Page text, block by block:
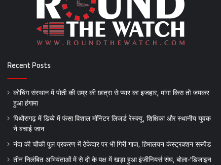
Recent Posts
कोचिंग संस्थान में पोती की उम्र की छात्रा से प्यार का इजहार, मांगा किस तो जमकर
हुआ हंगामा
पिथौरागढ़ में डिब्बे में फंसा विशाल मॉनिटर लिजर्ड रेस्क्यू, शिक्षिका और स्थानीय युवक
ने बचाई जान
नंदा की चौकी पुल प्रकरण में ठेकेदार पर भी गिरी गाज, हिमालयन कंस्ट्रक्शन सस्पेंड
तीन निलंबित अभियंताओं में से दो के पक्ष में खड़ा हुआ इंजीनियर्स संघ, बोला-‘डिजाइन